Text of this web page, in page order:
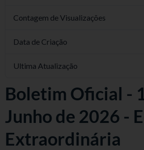
Contagem de Visualizações
Data de Criação
Ultima Atualização
Boletim Oficial -
Junho de 2026 -
Extraordinária